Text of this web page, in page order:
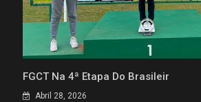
FGCT Na 4ª Etapa Do Brasileir
Abril 28, 2026